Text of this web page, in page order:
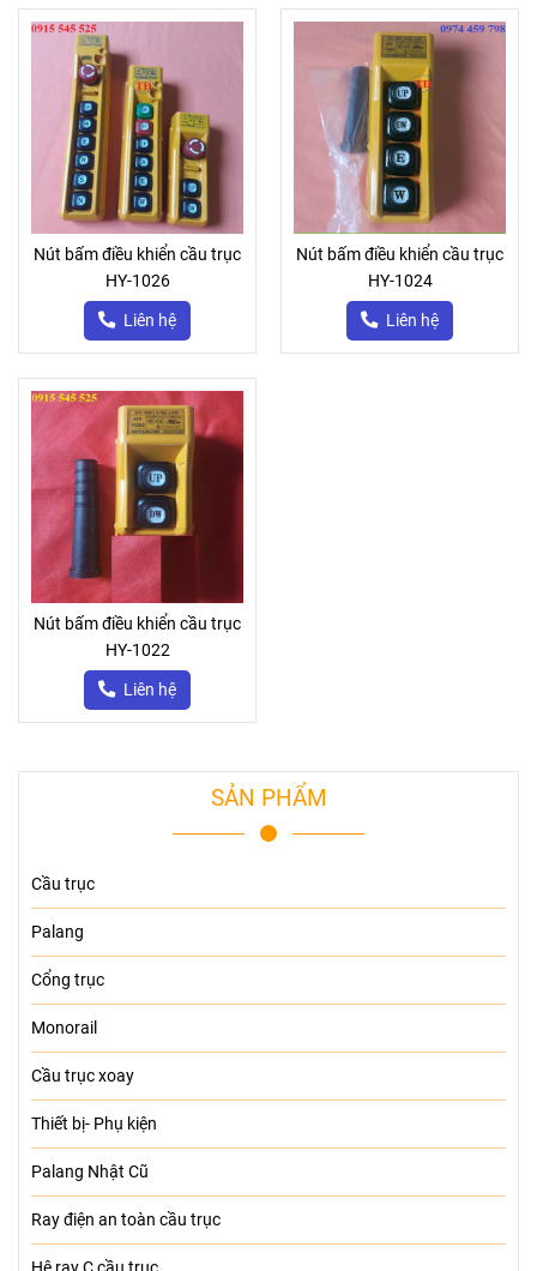
Nút bấm điều khiển cầu trục
HY-1026
Liên hệ
Nút bấm điều khiển cầu trục
HY-1024
Liên hệ
Nút bấm điều khiển cầu trục
HY-1022
Liên hệ
SẢN PHẨM
Cầu trục
Palang
Cổng trục
Monorail
Cầu trục xoay
Thiết bị- Phụ kiện
Palang Nhật Cũ
Ray điện an toàn cầu trục